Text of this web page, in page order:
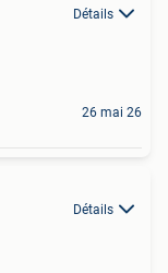
Détails
26 mai 26
Détails